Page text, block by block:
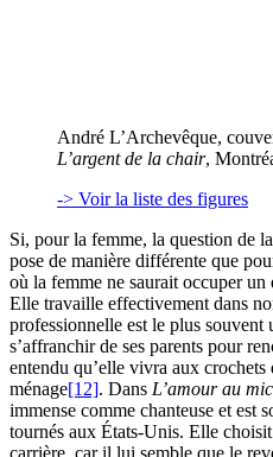
André L’Archevêque,
L’argent de la chair,
-> Voir la liste des figures
Si, pour la femme, la question de
pose de manière différente que
où la femme ne saurait occuper
Elle travaille effectivement dans
professionnelle est le plus
s’affranchir de ses parents pour
entendu qu’elle vivra aux
ménage[12]. Dans L’amour au
immense comme chanteuse et est
tournés aux États-Unis. Elle
carrière, car il lui semble que le